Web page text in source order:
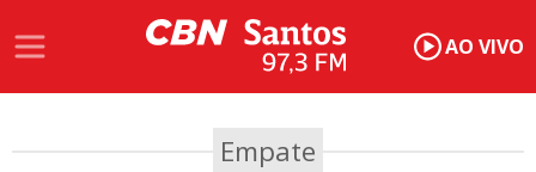
AO VIVO
Empate